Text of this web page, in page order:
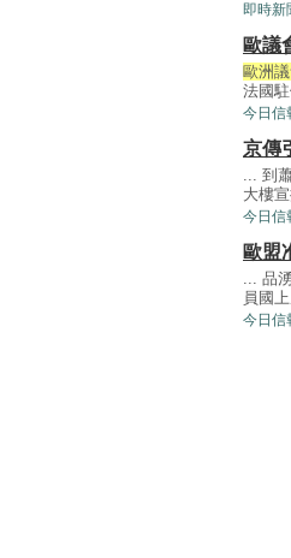
即時新
歐議
歐洲
法國
今日信
京傳
... 到
大樓
今日信
歐盟
... 品
員國
今日信